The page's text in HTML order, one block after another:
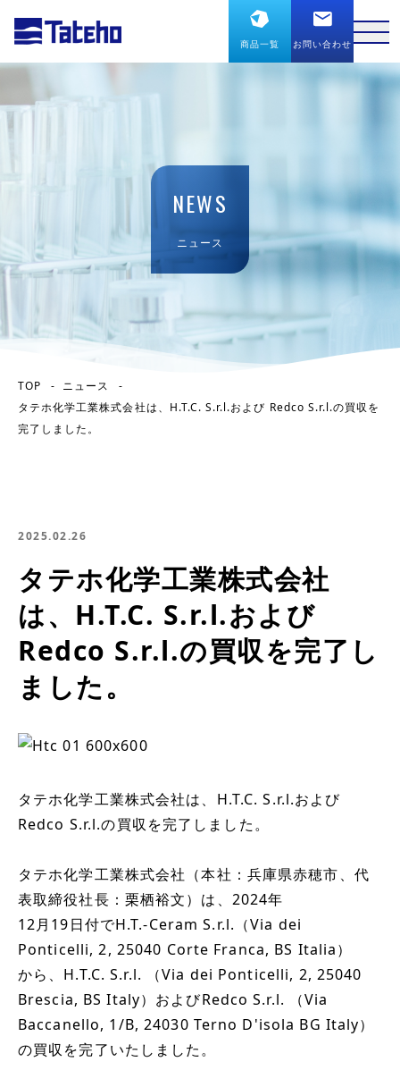
商品一覧 お問い合わせ
NEWS
ニュース
TOP
ニュース
タテホ化学工業株式会社は、H.T.C. S.r.l.および Redco S.r.l.の買収を
完了しました。
2025.02.26
タテホ化学工業株式会社
は、H.T.C. S.r.l.および
Redco S.r.l.の買収を完了し
ました。
タテホ化学工業株式会社は、H.T.C. S.r.l.および
Redco S.r.l.の買収を完了しました。
タテホ化学工業株式会社（本社：兵庫県赤穂市、代
表取締役社長：栗栖裕文）は、2024年
12月19日付でH.T.-Ceram S.r.l.（Via dei
Ponticelli, 2, 25040 Corte Franca, BS Italia）
から、H.T.C. S.r.l. （Via dei Ponticelli, 2, 25040
Brescia, BS Italy）およびRedco S.r.l. （Via
Baccanello, 1/B, 24030 Terno D'isola BG Italy）
の買収を完了いたしました。